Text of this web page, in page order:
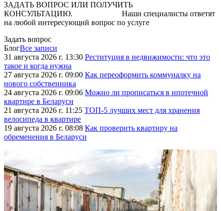
ЗАДАТЬ ВОПРОС ИЛИ ПОЛУЧИТЬ
КОНСУЛЬТАЦИЮ. Наши специалисты ответят
на любой интересующий вопрос по услуге
Задать вопрос
БлогВсе записи
31 августа 2026 г. 13:30 Реституция в недвижимости: что это
такое и когда нужна
27 августа 2026 г. 09:00 Как переоформить коммуналку на
нового собственника
24 августа 2026 г. 09:06 Можно ли прописаться в ипотечной
квартире в Беларуси
21 августа 2026 г. 11:25 ТОП-5 лучших мест для хранения
велосипеда в квартире
19 августа 2026 г. 08:08 Как проверить квартиру на
обременения в Беларуси